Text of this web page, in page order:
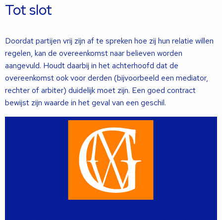
Tot slot
Doordat partijen vrij zijn af te spreken hoe zij hun relatie willen
regelen, kan de overeenkomst naar believen worden
aangevuld. Houdt daarbij in het achterhoofd dat de
overeenkomst ook voor derden (bijvoorbeeld een mediator,
rechter of arbiter) duidelijk moet zijn. Een goed contract
bewijst zijn waarde in het geval van een geschil.